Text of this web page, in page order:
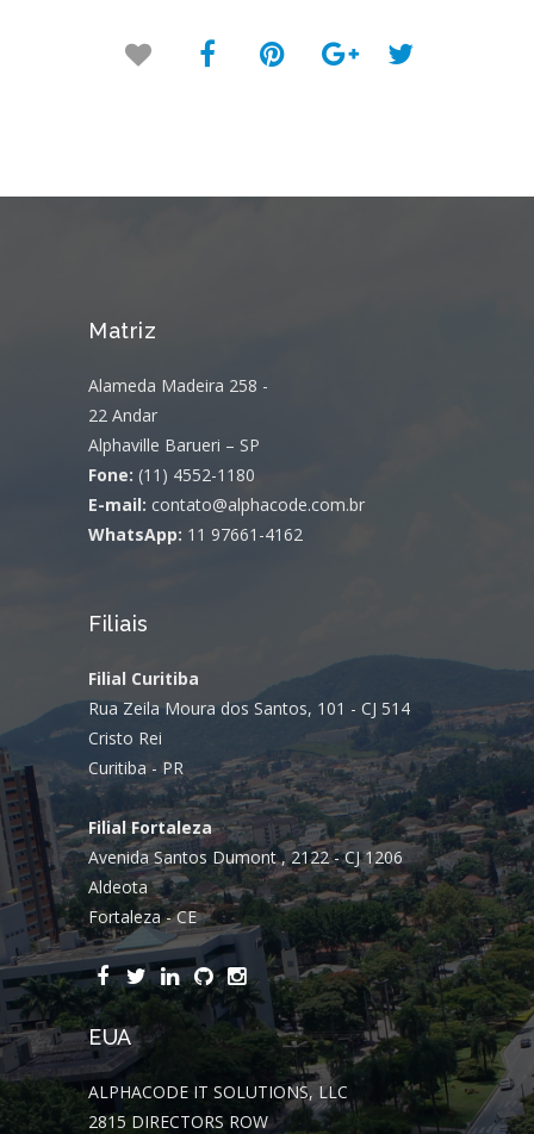
Matriz
Alameda Madeira 258 -
22 Andar
Alphaville Barueri – SP
Fone: (11) 4552-1180
E-mail: contato@alphacode.com.br
WhatsApp: 11 97661-4162
Filiais
Filial Curitiba
Rua Zeila Moura dos Santos, 101 - CJ 514
Cristo Rei
Curitiba - PR
Filial Fortaleza
Avenida Santos Dumont , 2122 - CJ 1206
Aldeota
Fortaleza - CE
EUA
ALPHACODE IT SOLUTIONS, LLC
2815 DIRECTORS ROW